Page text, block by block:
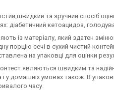
та зручний спосіб
діабетичний кетоацидоз,
із матеріалу, який здатен
порцію сечі в сухий чистий
на упаковці для оцінки
являються швидким та
і у домашніх умовах також. В
часу.